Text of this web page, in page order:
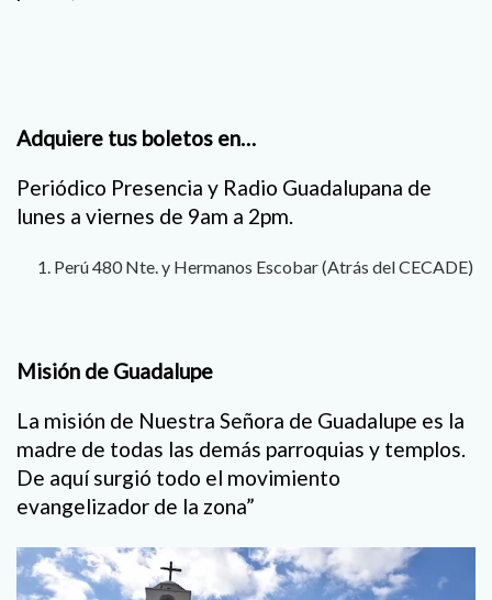
Adquiere tus boletos en…
Periódico Presencia y Radio Guadalupana de
lunes a viernes de 9am a 2pm.
Perú 480 Nte. y Hermanos Escobar (Atrás del CECADE)
Misión de Guadalupe
La misión de Nuestra Señora de Guadalupe es la
madre de todas las demás parroquias y templos.
De aquí surgió todo el movimiento
evangelizador de la zona”